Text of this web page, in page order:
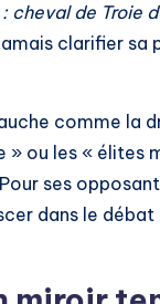
: cheval de Troie
clarifier sa
comme la
ou les « élites
ses
dans le